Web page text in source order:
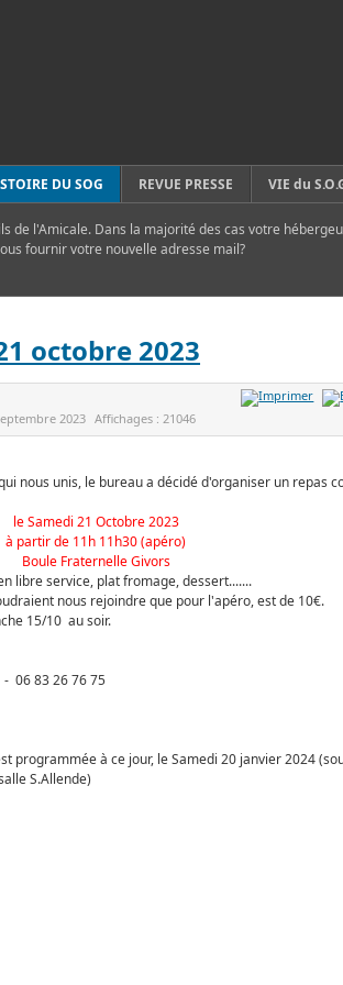
DU SOG REVUE PRESSE VIE du
de l'Amicale. Dans la majorité des cas votre
fournir votre nouvelle adresse mail?
octobre 2023
2023 Affichages :21046
nous unis, le bureau a décidé d'organiser un repas
le Samedi 21 Octobre 2023
à partir de 11h 11h30 (apéro)
Boule Fraternelle Givors
libre service, plat fromage, dessert.......
nous rejoindre que pour l'apéro, est de 10€.
15/10 au soir.
- 06 83 26 76 75
programmée à ce jour, le Samedi 20 janvier 2024
S.Allende)